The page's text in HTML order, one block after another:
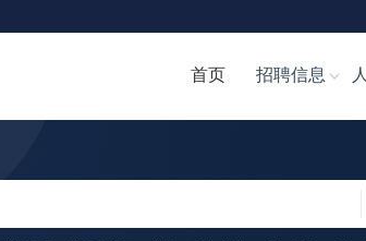
首页 招聘信息